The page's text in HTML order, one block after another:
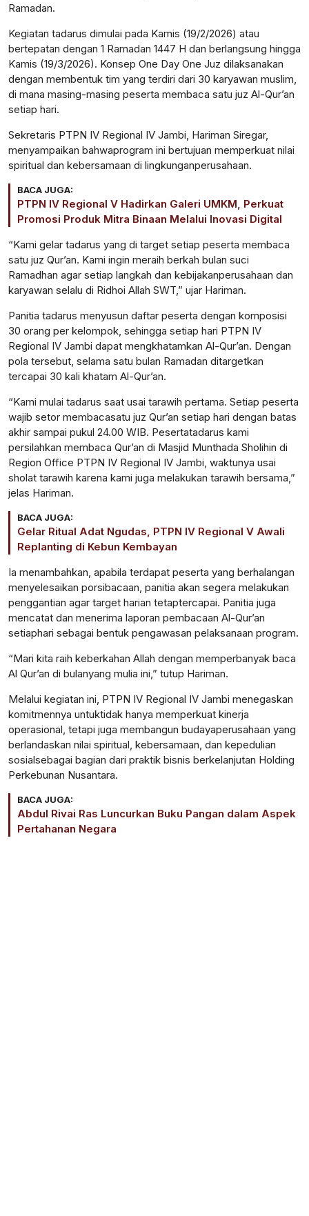
Ramadan.
Kegiatan tadarus dimulai pada Kamis (19/2/2026) atau
bertepatan dengan 1 Ramadan 1447 H dan berlangsung hingga
Kamis (19/3/2026). Konsep One Day One Juz dilaksanakan
dengan membentuk tim yang terdiri dari 30 karyawan muslim,
di mana masing-masing peserta membaca satu juz Al-Qur’an
setiap hari.
Sekretaris PTPN IV Regional IV Jambi, Hariman Siregar,
menyampaikan bahwaprogram ini bertujuan memperkuat nilai
spiritual dan kebersamaan di lingkunganperusahaan.
BACA JUGA:
PTPN IV Regional V Hadirkan Galeri UMKM, Perkuat
Promosi Produk Mitra Binaan Melalui Inovasi Digital
“Kami gelar tadarus yang di target setiap peserta membaca
satu juz Qur’an. Kami ingin meraih berkah bulan suci
Ramadhan agar setiap langkah dan kebijakanperusahaan dan
karyawan selalu di Ridhoi Allah SWT,” ujar Hariman.
Panitia tadarus menyusun daftar peserta dengan komposisi
30 orang per kelompok, sehingga setiap hari PTPN IV
Regional IV Jambi dapat mengkhatamkan Al-Qur’an. Dengan
pola tersebut, selama satu bulan Ramadan ditargetkan
tercapai 30 kali khatam Al-Qur’an.
“Kami mulai tadarus saat usai tarawih pertama. Setiap peserta
wajib setor membacasatu juz Qur’an setiap hari dengan batas
akhir sampai pukul 24.00 WIB. Pesertatadarus kami
persilahkan membaca Qur’an di Masjid Munthada Sholihin di
Region Office PTPN IV Regional IV Jambi, waktunya usai
sholat tarawih karena kami juga melakukan tarawih bersama,”
jelas Hariman.
BACA JUGA:
Gelar Ritual Adat Ngudas, PTPN IV Regional V Awali
Replanting di Kebun Kembayan
Ia menambahkan, apabila terdapat peserta yang berhalangan
menyelesaikan porsibacaan, panitia akan segera melakukan
penggantian agar target harian tetaptercapai. Panitia juga
mencatat dan menerima laporan pembacaan Al-Qur’an
setiaphari sebagai bentuk pengawasan pelaksanaan program.
“Mari kita raih keberkahan Allah dengan memperbanyak baca
Al Qur’an di bulanyang mulia ini,” tutup Hariman.
Melalui kegiatan ini, PTPN IV Regional IV Jambi menegaskan
komitmennya untuktidak hanya memperkuat kinerja
operasional, tetapi juga membangun budayaperusahaan yang
berlandaskan nilai spiritual, kebersamaan, dan kepedulian
sosialsebagai bagian dari praktik bisnis berkelanjutan Holding
Perkebunan Nusantara.
BACA JUGA:
Abdul Rivai Ras Luncurkan Buku Pangan dalam Aspek
Pertahanan Negara